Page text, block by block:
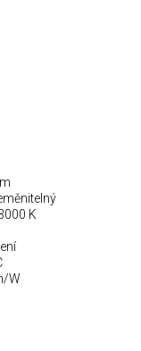
K
W